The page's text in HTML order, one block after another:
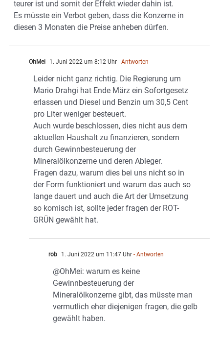
teurer ist und somit der Effekt wieder dahin ist.
Es müsste ein Verbot geben, dass die Konzerne in
diesen 3 Monaten die Preise anheben dürfen.
OhMei 1. Juni 2022 um 8:12 Uhr - Antworten
Leider nicht ganz richtig. Die Regierung um
Mario Drahgi hat Ende März ein Sofortgesetz
erlassen und Diesel und Benzin um 30,5 Cent
pro Liter weniger besteuert.
Auch wurde beschlossen, dies nicht aus dem
aktuellen Haushalt zu finanzieren, sondern
durch Gewinnbesteuerung der
Mineralölkonzerne und deren Ableger.
Fragen dazu, warum dies bei uns nicht so in
der Form funktioniert und warum das auch so
lange dauert und auch die Art der Umsetzung
so komisch ist, sollte jeder fragen der ROT-
GRÜN gewählt hat.
rob 1. Juni 2022 um 11:47 Uhr - Antworten
@OhMei: warum es keine
Gewinnbesteuerung der
Mineralölkonzerne gibt, das müsste man
vermutlich eher diejenigen fragen, die gelb
gewählt haben.